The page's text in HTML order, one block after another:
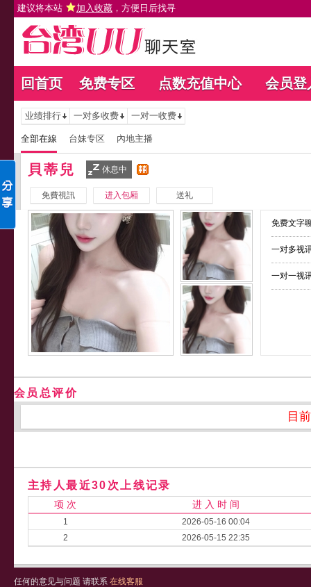
建议将本站 加入收藏 ，方便日后找寻
回首页 免费专区 点数充值中心 会员登
业绩排行 一对多收费 一对一收费
全部在線 台妹专区 內地主播
貝蒂兒 休息中
免費視訊 进入包厢 送礼
免费文字
一对多视
一对一视
会员总评价
目
主持人最近30次上线记录
项 次 进 入 时 间
1
2026-05-16 00:04
2
2026-05-15 22:35
任何的意见与问题 请联系 在线客服